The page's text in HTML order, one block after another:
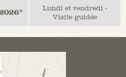
Lundi et vendredi -
Visite guidée